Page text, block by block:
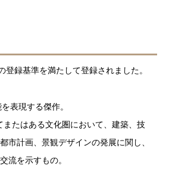
登録基準を満たして登録されました。
表現する傑作。
またはある文化圏において、建築、技
市計画、景観デザインの発展に関し、
流を示すもの。